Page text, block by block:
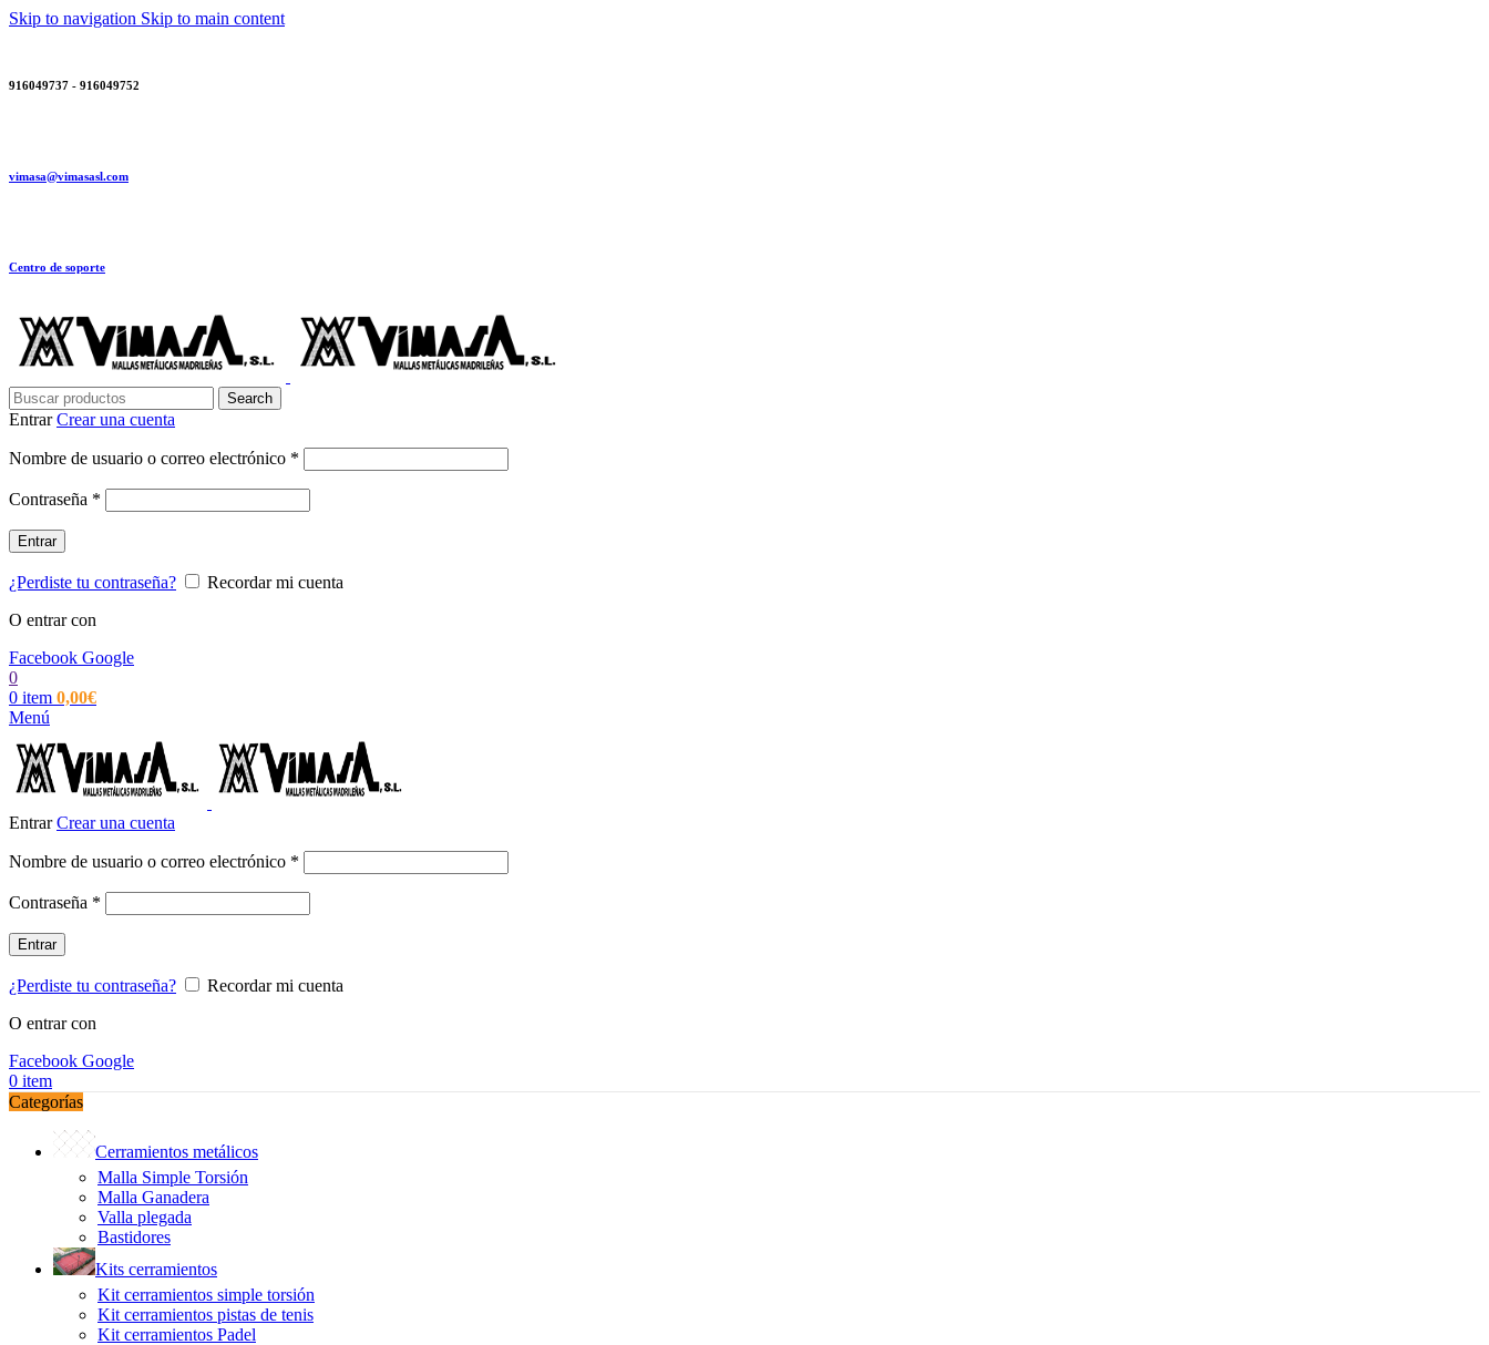
Skip to navigation Skip to main content
916049737 - 916049752
vimasa@vimasasl.com
Centro de soporte
Search
EntrarCrear una cuenta
Nombre de usuario o correo electrónico *
Contraseña *
Entrar
¿Perdiste tu contraseña?
Recordar mi cuenta
O entrar con
Facebook Google
0
0 item 0,00€
Menú
EntrarCrear una cuenta
Nombre de usuario o correo electrónico *
Contraseña *
Entrar
¿Perdiste tu contraseña?
Recordar mi cuenta
O entrar con
Facebook Google
0 item
Categorías
Cerramientos metálicos
Malla Simple Torsión
Malla Ganadera
Valla plegada
Bastidores
Kits cerramientos
Kit cerramientos simple torsión
Kit cerramientos pistas de tenis
Kit cerramientos Padel